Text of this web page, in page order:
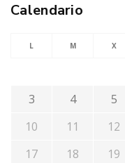
Calendario
L M X
3
4 5
10
11 12
17
18 19